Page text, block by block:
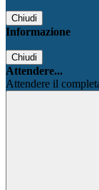
Chiudi
Informazione
Chiudi
Attendere...
Attendere il